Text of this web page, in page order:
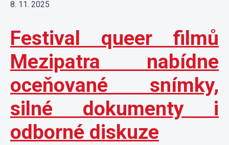
8. 11. 2025
Festival queer filmů
Mezipatra nabídne
oceňované snímky,
silné dokumenty i
odborné diskuze